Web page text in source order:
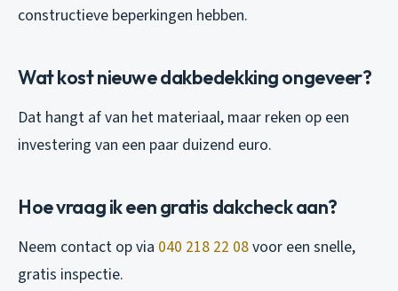
constructieve beperkingen hebben.
Wat kost nieuwe dakbedekking ongeveer?
Dat hangt af van het materiaal, maar reken op een
investering van een paar duizend euro.
Hoe vraag ik een gratis dakcheck aan?
Neem contact op via 040 218 22 08voor een snelle,
gratis inspectie.